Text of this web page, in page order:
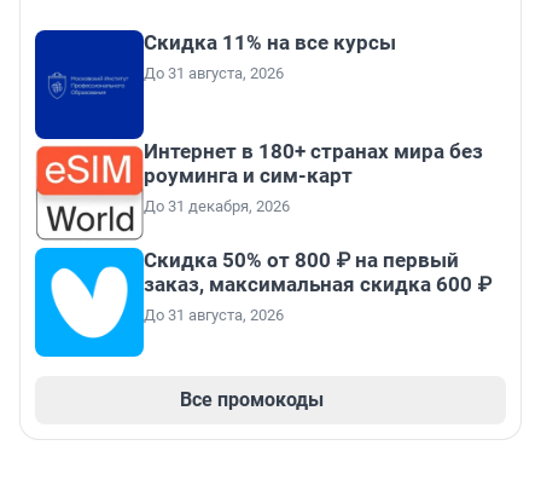
Скидка 11% на все курсы
До 31 августа, 2026
Интернет в 180+ странах мира без
роуминга и сим-карт
До 31 декабря, 2026
Скидка 50% от 800 ₽ на первый
заказ, максимальная скидка 600 ₽
До 31 августа, 2026
Все промокоды